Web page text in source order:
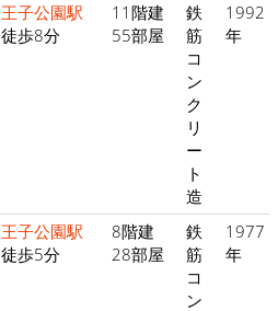
王子公園駅
徒歩8分
11階建
55部屋
鉄
筋
コ
ン
ク
リ
ー
ト
造
1992
年
王子公園駅
徒歩5分
8階建
28部屋
鉄
筋
コ
ン
1977
年